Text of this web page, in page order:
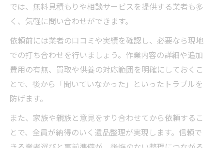
では、無料見積もりや相談サービスを提供する業者も多
く、気軽に問い合わせができます。
依頼前には業者の口コミや実績を確認し、必要なら現地
での打ち合わせを行いましょう。作業内容の詳細や追加
費用の有無、買取や供養の対応範囲を明確にしておくこ
とで、後から「聞いていなかった」といったトラブルを
防げます。
また、家族や親族と意見をすり合わせてから依頼するこ
とで、全員が納得のいく遺品整理が実現します。信頼で